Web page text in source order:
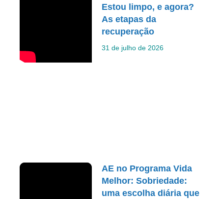
Estou limpo, e agora?
As etapas da
recuperação
31 de julho de 2026
AE no Programa Vida
Melhor: Sobriedade:
uma escolha diária que